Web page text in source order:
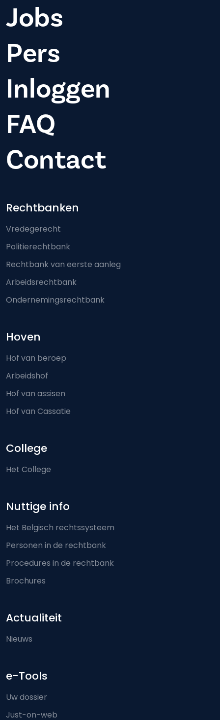
Jobs
Pers
Inloggen
FAQ
Contact
Footer-menu
Rechtbanken
Vredegerecht
Politierechtbank
Rechtbank van eerste aanleg
Arbeidsrechtbank
Ondernemingsrechtbank
Hoven
Hof van beroep
Arbeidshof
Hof van assisen
Hof van Cassatie
College
Het College
Nuttige info
Het Belgisch rechtssysteem
Personen in de rechtbank
Procedures in de rechtbank
Brochures
Actualiteit
Nieuws
e-Tools
Uw dossier
Just-on-web